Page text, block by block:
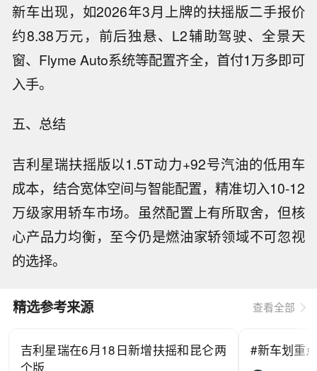
新车出现，如2026年3月上牌的扶摇版二手报价
约8.38万元，前后独悬、L2辅助驾驶、全景天
窗、Flyme Auto系统等配置齐全，首付1万多即可
入手。
五、总结
吉利星瑞扶摇版以1.5T动力+92号汽油的低用车
成本，结合宽体空间与智能配置，精准切入10-12
万级家用轿车市场。虽然配置上有所取舍，但核
心产品力均衡，至今仍是燃油家轿领域不可忽视
的选择。
精选参考来源 查看全部
吉利星瑞在6月18日新增扶摇和昆仑两
个版
#新车划重